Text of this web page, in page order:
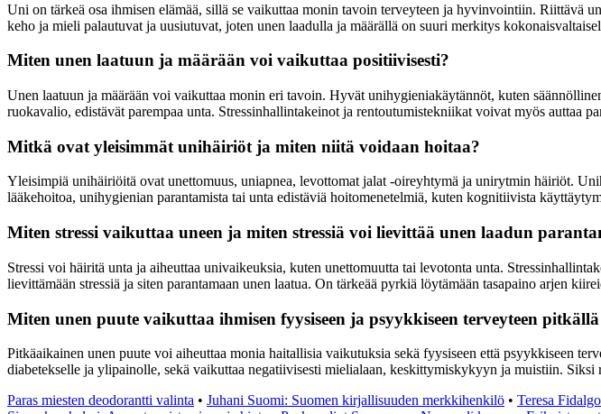
Uni on tärkeä osa ihmisen elämää, sillä se vaikuttaa monin tavoin terveyteen ja hyvinvointiin. Riittävä
keho ja mieli palautuvat ja uusiutuvat, joten unen laadulla ja määrällä on suuri merkitys
Miten unen laatuun ja määrään voi vaikuttaa positiivisesti?
Unen laatuun ja määrään voi vaikuttaa monin eri tavoin. Hyvät unihygieniakäytännöt, kuten
ruokavalio, edistävät parempaa unta. Stressinhallintakeinot ja rentoutumistekniikat voivat myös auttaa
Mitkä ovat yleisimmät unihäiriöt ja miten niitä voidaan hoitaa?
Yleisimpiä unihäiriöitä ovat unettomuus, uniapnea, levottomat jalat -oireyhtymä ja unirytmin häiriöt.
lääkehoitoa, unihygienian parantamista tai unta edistäviä hoitomenetelmiä, kuten kognitiivista
Miten stressi vaikuttaa uneen ja miten stressiä voi lievittää unen laadun
Stressi voi häiritä unta ja aiheuttaa univaikeuksia, kuten unettomuutta tai levotonta unta.
lievittämään stressiä ja siten parantamaan unen laatua. On tärkeää pyrkiä löytämään tasapaino arjen
Miten unen puute vaikuttaa ihmisen fyysiseen ja psyykkiseen terveyteen
Pitkäaikainen unen puute voi aiheuttaa monia haitallisia vaikutuksia sekä fyysiseen että psyykkiseen
diabetekselle ja ylipainolle, sekä vaikuttaa negatiivisesti mielialaan, keskittymiskykyyn ja muistiin.
Paras miesten deodorantti valinta • Juhani Suomi: Suomen kirjallisuuden merkkihenkilö • Teresa